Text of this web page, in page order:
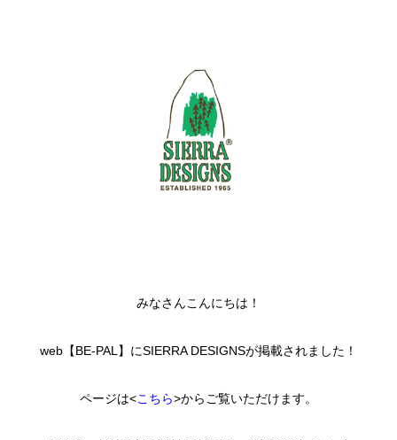
みなさんこんにちは！
web【BE-PAL】にSIERRA DESIGNSが掲載されました！
ページは<こちら>からご覧いただけます。